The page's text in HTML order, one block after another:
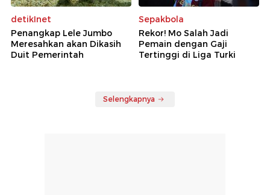
detikInet
Penangkap Lele Jumbo
Meresahkan akan Dikasih
Duit Pemerintah
Sepakbola
Rekor! Mo Salah Jadi
Pemain dengan Gaji
Tertinggi di Liga Turki
Selengkapnya